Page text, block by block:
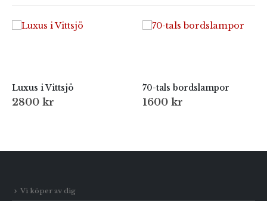
Luxus i Vittsjö
2800 kr
70-tals bordslampor
1600 kr
Vi köper av dig